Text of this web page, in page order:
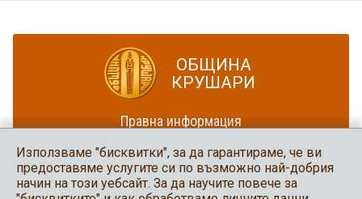
ОБЩИНА
КРУШАРИ
Правна информация
Карта на сайта
Община Крушари
Използваме "бисквитки", за да гарантираме, че ви
предоставяме услугите си по възможно най-добрия
начин на този уебсайт. За да научите повече за